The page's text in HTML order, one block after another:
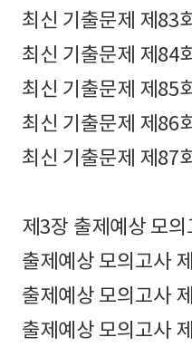
최신 기출문제 제83
최신 기출문제 제84
최신 기출문제 제85
최신 기출문제 제86
최신 기출문제 제87
제3장 출제예상 모의
출제예상 모의고사
출제예상 모의고사
출제예상 모의고사